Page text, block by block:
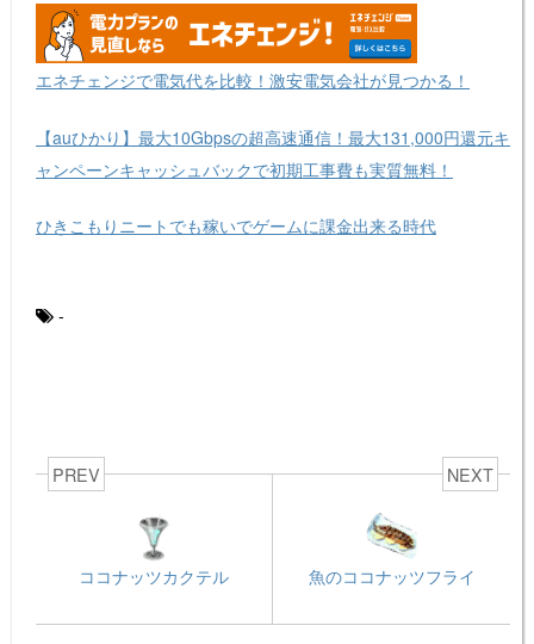
エネチェンジで電気代を比較！激安電気会社が見つかる！
【auひかり】最大10Gbpsの超高速通信！最大131,000円還元キ
ャンペーンキャッシュバックで初期工事費も実質無料！
ひきこもりニートでも稼いでゲームに課金出来る時代
-
PREV
ココナッツカクテル
NEXT
魚のココナッツフライ